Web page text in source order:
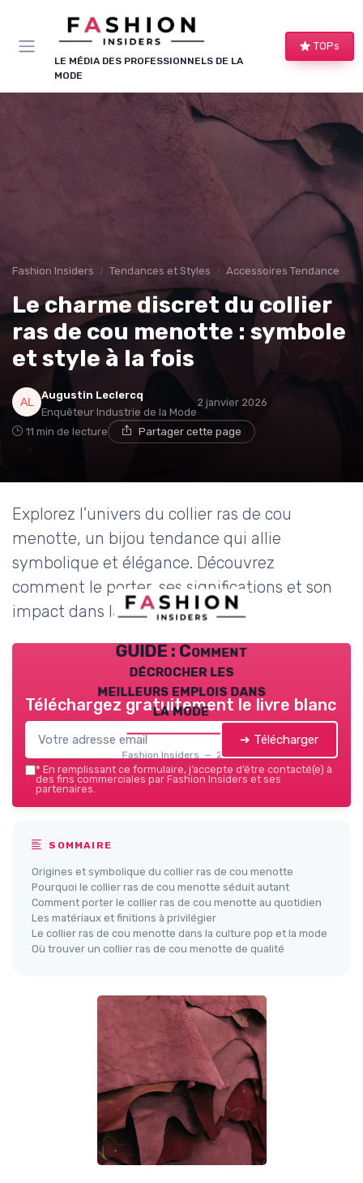
LE MÉDIA DES PROFESSIONNELS DE LA
MODE
TOPs
Fashion Insiders Tendances et Styles Accessoires Tendance
Le charme discret du collier
ras de cou menotte : symbole
et style à la fois
Augustin Leclercq
Enquêteur Industrie de la Mode
2 janvier 2026
11 min de lecture Partager cette page
Explorez l'univers du collier ras de cou
menotte, un bijou tendance qui allie
symbolique et élégance. Découvrez
comment le porter, ses significations et son
impact dans la mode actuelle.
GUIDE : Comment
décrocher les
meilleurs emplois dans
la mode
Fashion Insiders — 2026
Téléchargez gratuitement le livre blanc
➔ Télécharger
* En remplissant ce formulaire, j’accepte d’être contacté(e) à
des fins commerciales par Fashion Insiders et ses
partenaires.
SOMMAIRE
Origines et symbolique du collier ras de cou menotte
Pourquoi le collier ras de cou menotte séduit autant
Comment porter le collier ras de cou menotte au quotidien
Les matériaux et finitions à privilégier
Le collier ras de cou menotte dans la culture pop et la mode
Où trouver un collier ras de cou menotte de qualité